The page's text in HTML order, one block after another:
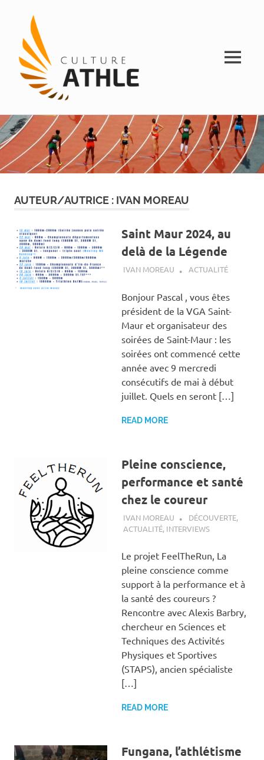
Skip
to
content
Culture
Athle
l'athlétisme
MENU
AUTEUR/AUTRICE : IVAN MOREAU
Saint Maur 2024, au
delà de la Légende
29 MAI 2024
IVAN MOREAU ACTUALITÉ
Bonjour Pascal , vous êtes
président de la VGA Saint-
Maur et organisateur des
soirées de Saint-Maur : les
soirées ont commencé cette
année avec 9 mercredi
consécutifs de mai à début
juillet. Quels en seront […]
READ MORE
Pleine conscience,
performance et santé
chez le coureur
4 AVRIL 2024
IVAN MOREAU DÉCOUVERTE,
ACTUALITÉ, INTERVIEWS
Le projet FeelTheRun, La
pleine conscience comme
support à la performance et à
la santé des coureurs ?
Rencontre avec Alexis Barbry,
chercheur en Sciences et
Techniques des Activités
Physiques et Sportives
(STAPS), ancien spécialiste
[…]
READ MORE
Fungana, l’athlétisme